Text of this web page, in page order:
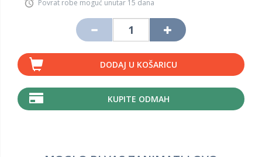
Povrat robe moguć unutar 15 dana
DODAJ U KOŠARICU
KUPITE ODMAH